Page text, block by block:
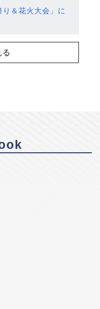
り＆花火大会」に
る